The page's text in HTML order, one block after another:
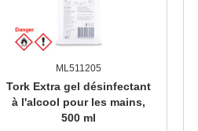
ML511205
Tork Extra gel désinfectant
à l'alcool pour les mains,
500 ml